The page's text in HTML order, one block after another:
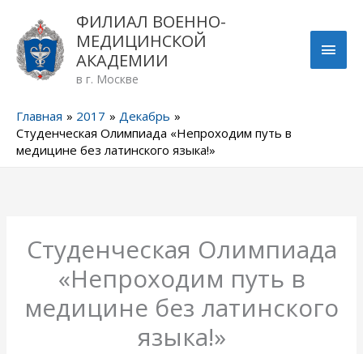
содержимому
ФИЛИАЛ ВОЕННО-
МЕДИЦИНСКОЙ
АКАДЕМИИ
в г. Москве
Главная 2017
Декабрь
Студенческая Олимпиада «Непроходим путь в
медицине без латинского языка!»
Студенческая Олимпиада
«Непроходим путь в
медицине без латинского
языка!»